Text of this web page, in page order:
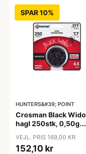
SPAR 10%
HUNTERS&#39; POINT
Crosman Black
hagl 250stk, 0,50g.
VEJL. PRIS 169,00 KR
152,10 kr